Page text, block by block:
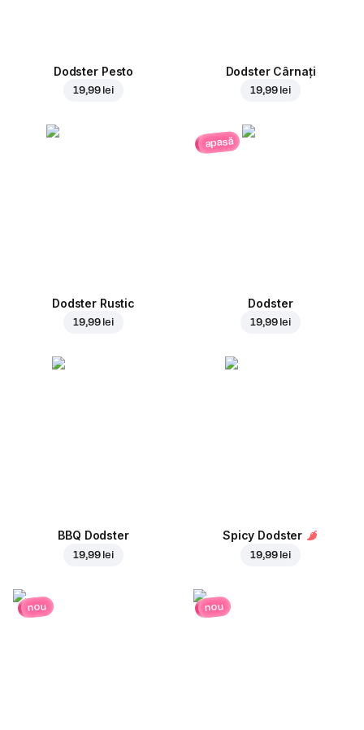
Dodster Pesto
19,99 lei
Dodster Cârnați
19,99 lei
Dodster Rustic
19,99 lei
apasă
Dodster
19,99 lei
BBQ Dodster
19,99 lei
Spicy Dodster
19,99 lei
nou nou